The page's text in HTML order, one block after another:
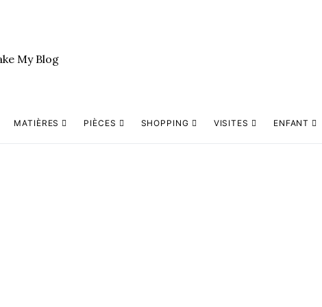
MATIÈRES PIÈCES SHOPPING VISITES ENFANT